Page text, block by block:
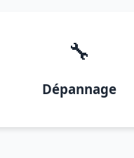
🔧
Dépannage